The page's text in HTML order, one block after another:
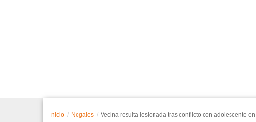
Inicio Nogales Vecina resulta lesionada tras conflicto con adolescente